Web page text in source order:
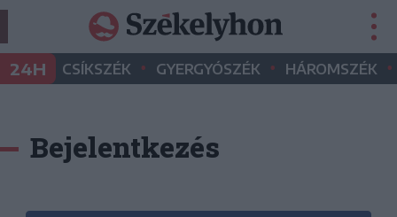
24H CSÍKSZÉK • GYERGYÓSZÉK • HÁROMSZÉK •
Bejelentkezés